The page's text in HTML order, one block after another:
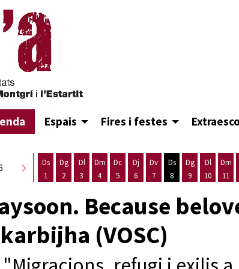
Espais Fires i festes
Ds
1
Dg
2
Dl
3
Dm
4
Dc
5
Dj
6
Dv
7
Ds
8
Dg
9
Dl
10
Dm
11
Because
(VOSC)